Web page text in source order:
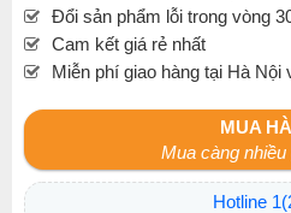
Đổi sản phẩm lỗi trong vòng
Cam kết giá rẻ nhất
Miễn phí giao hàng tại Hà Nội
MUA
Mua càng
Hotline